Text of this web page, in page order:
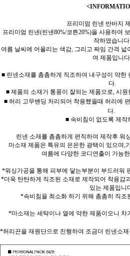
프리미엄 린넨 반바지
프리미엄 린넨(린넨80%/코튼20%)을 사용하여
작하였습니다.
여름 날씨에 어울리는 색감, 그리고 짜임 간격
여 제품입니
■ 린넨소재를 촘촘하게 직조하여 내구성이 약한
다.
■ 제품의 소재가 통풍이 잘되는 제품으로, 시
■ 허리 고무밴딩 처리되어 착용했을때 허리에
다.
■ 속비침이 없도록 제작
린넨 소재를 촘촘하게 편직하여 제작후 워
마소재 제품은 특유의 은은한 광택이 있으며,
여름에 다양한 코디연출이 가능
*워싱가공을 통해 피부에 닿는부분이 부드러워
*더욱 탄탄하게 직조된 소재로 제작되어 착용감
있는 제품입니
*속비침을 최소화 하기 위해 촘촘히 직조
*마소재는 세탁이나 열에 약한 제품이오니 차
*허리끈을 재원단으로 진행하여 조금더 린넨소